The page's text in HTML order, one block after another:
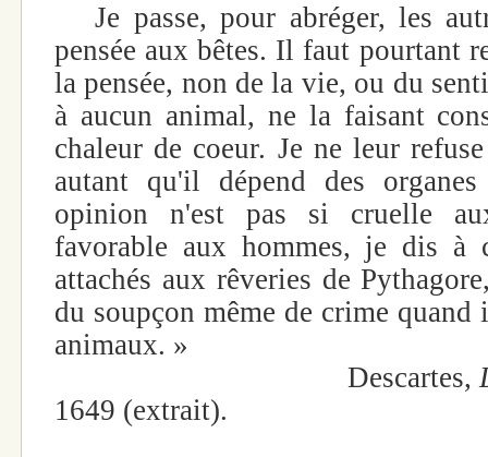
Je passe, pour abréger, les
pensée aux bêtes. Il faut pourtant
la pensée, non de la vie, ou du
à aucun animal, ne la faisant
chaleur de coeur. Je ne leur
autant qu'il dépend des
opinion n'est pas si cruelle
favorable aux hommes, je dis
attachés aux rêveries de
du soupçon même de crime
animaux. »
Descartes,
1649 (extrait).